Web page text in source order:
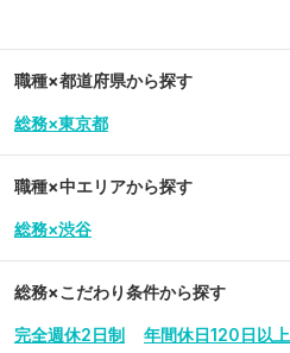
職種×都道府県から探す
総務×東京都
職種×中エリアから探す
総務×渋谷
総務×こだわり条件から探す
完全週休2日制 年間休日120日以上